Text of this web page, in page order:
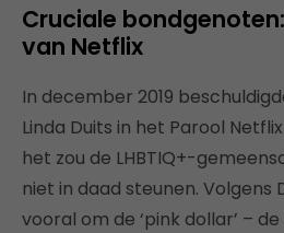
Cruciale
van Netflix
In december 2019
Linda Duits in het Parool
het zou de LHBTIQ+-
niet in daad steunen. Volgens
vooral om de ‘pink dollar’ –